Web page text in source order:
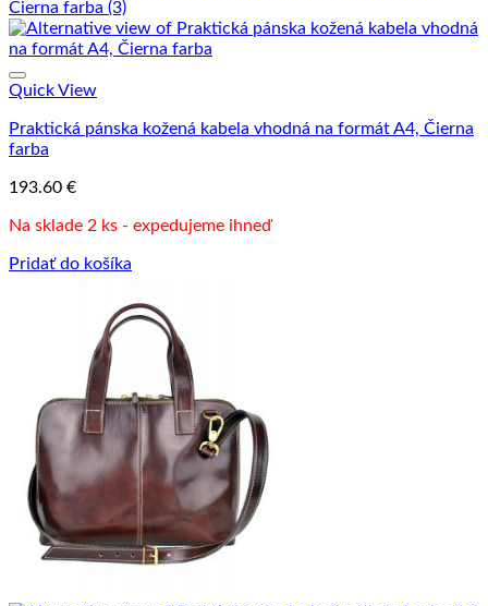
Quick View
Praktická pánska kožená kabela vhodná na formát A4, Čierna
farba
193.60 €
Na sklade 2 ks - expedujeme ihneď
Pridať do košíka